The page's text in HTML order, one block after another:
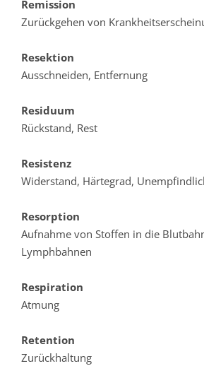
Remission
Zurückgehen von
Resektion
Ausschneiden, Entfernung
Residuum
Rückstand, Rest
Resistenz
Widerstand, Härtegrad,
Resorption
Aufnahme von Stoffen in die
Lymphbahnen
Respiration
Atmung
Retention
Zurückhaltung